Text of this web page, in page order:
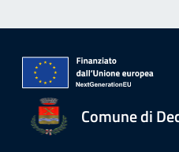
Comune di